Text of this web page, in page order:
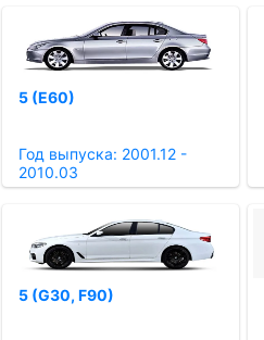
5 (E60)
Год выпуска: 2001.12 -
2010.03
5 (G30, F90)